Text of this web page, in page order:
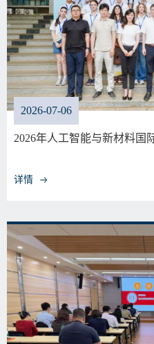
2026-07-06
2026年人工智能与新材料国
详情